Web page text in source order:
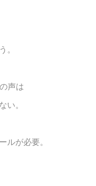
声は
。
ルが必要。